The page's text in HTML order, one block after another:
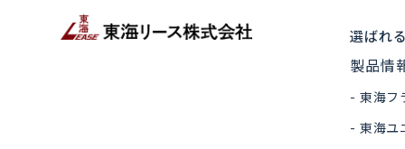
選ばれ
製品情
東海フ
東海ユ